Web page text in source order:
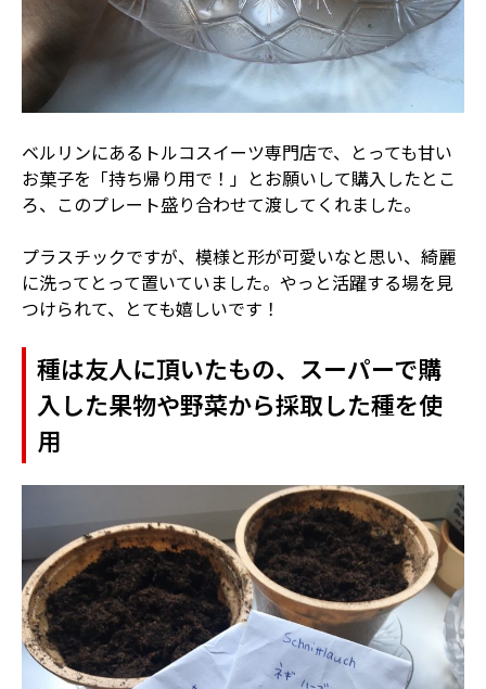
ベルリンにあるトルコスイーツ専門店で、とっても甘い
お菓子を「持ち帰り用で！」とお願いして購入したとこ
ろ、このプレート盛り合わせて渡してくれました。
プラスチックですが、模様と形が可愛いなと思い、綺麗
に洗ってとって置いていました。やっと活躍する場を見
つけられて、とても嬉しいです！
種は友人に頂いたもの、スーパーで購
入した果物や野菜から採取した種を使
用